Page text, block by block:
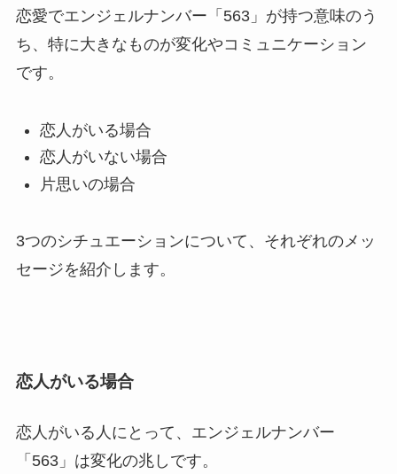
恋愛でエンジェルナンバー「563」が持つ意味のう
ち、特に大きなものが変化やコミュニケーション
です。
恋人がいる場合
恋人がいない場合
片思いの場合
3つのシチュエーションについて、それぞれのメッ
セージを紹介します。
恋人がいる場合
恋人がいる人にとって、エンジェルナンバー
「563」は変化の兆しです。